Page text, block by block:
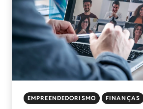
EMPREENDEDORISMO FINANÇAS